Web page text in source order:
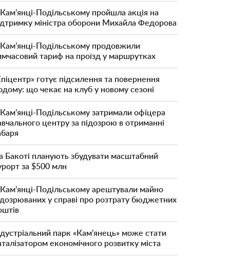
Подільському пройшла акція на
міністра оборони Михайла Федорова
Подільському продовжили
тариф на проїзд у маршрутках
готує підсилення та повернення
що чекає на клуб у новому сезоні
Подільському затримали офіцера
центру за підозрою в отриманні
Бакоті планують збудувати масштабний
за $500 млн
Подільському арештували майно
у справі про розтрату бюджетних
парк «Кам’янець» може стати
економічного розвитку міста